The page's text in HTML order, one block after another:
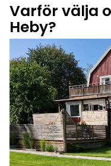
Varför välja
Heby?